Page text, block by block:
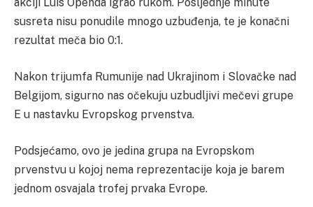
akciji Luis Openda igrao rukom. Posljednje minute
susreta nisu ponudile mnogo uzbuđenja, te je konačni
rezultat meča bio 0:1.
Nakon trijumfa Rumunije nad Ukrajinom i Slovačke nad
Belgijom, sigurno nas očekuju uzbudljivi mečevi grupe
E u nastavku Evropskog prvenstva.
Podsjećamo, ovo je jedina grupa na Evropskom
prvenstvu u kojoj nema reprezentacije koja je barem
jednom osvajala trofej prvaka Evrope.